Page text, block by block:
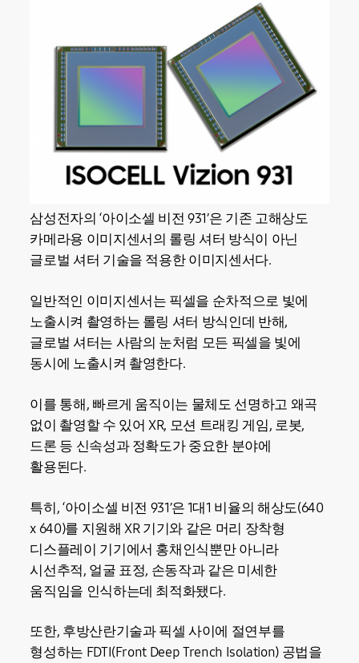
삼성전자의 ‘아이소셀 비전 931’은 기존 고해상도
카메라용 이미지센서의 롤링 셔터 방식이 아닌
글로벌 셔터 기술을 적용한 이미지센서다.
일반적인 이미지센서는 픽셀을 순차적으로 빛에
노출시켜 촬영하는 롤링 셔터 방식인데 반해,
글로벌 셔터는 사람의 눈처럼 모든 픽셀을 빛에
동시에 노출시켜 촬영한다.
이를 통해, 빠르게 움직이는 물체도 선명하고 왜곡
없이 촬영할 수 있어 XR, 모션 트래킹 게임, 로봇,
드론 등 신속성과 정확도가 중요한 분야에
활용된다.
특히, ‘아이소셀 비전 931’은 1대1 비율의 해상도(640
x 640)를 지원해 XR 기기와 같은 머리 장착형
디스플레이 기기에서 홍채인식뿐만 아니라
시선추적, 얼굴 표정, 손동작과 같은 미세한
움직임을 인식하는데 최적화됐다.
또한, 후방산란기술과 픽셀 사이에 절연부를
형성하는 FDTI(Front Deep Trench Isolation) 공법을